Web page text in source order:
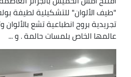
"طيف الألوان" للتشكيلية لطيفة
تجريدية بروح انطباعية تشع
عالمها الخاص بلمسات حالمة . و ...